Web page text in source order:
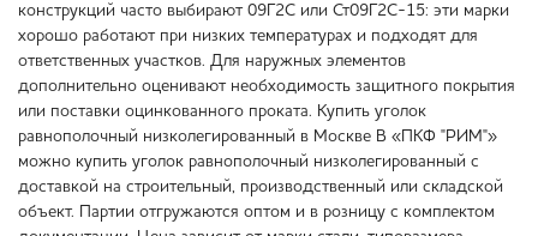
конструкций часто выбирают 09Г2С или Ст09Г2С-15: эти марки
хорошо работают при низких температурах и подходят для
ответственных участков. Для наружных элементов
дополнительно оценивают необходимость защитного покрытия
или поставки оцинкованного проката. Купить уголок
равнополочный низколегированный в Москве В «ПКФ "РИМ"»
можно купить уголок равнополочный низколегированный с
доставкой на строительный, производственный или складской
объект. Партии отгружаются оптом и в розницу с комплектом